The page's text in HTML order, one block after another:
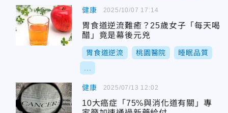
健康
胃食道逆流難癒？25歲女子「每天喝
醋」竟是幕後元兇
胃食道逆流 桃園醫院 睡眠品質
2025/10/07 17:14
健康
10大癌症「75%與消化道有關」專
2025/07/13 12:02